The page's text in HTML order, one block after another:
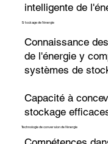
intelligente de
Connaissance
de l'énergie y
systèmes de
Capacité à
stockage
Stockage de l'énergie
Technologie de conversion de l'énergie